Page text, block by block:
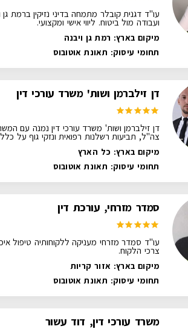
עו"ד דגנית קובלר מתמחה בדיני נזיקין ברמת גן
ועבודה מול ביטוח. ליווי אישי ומקצועי.
מיקום בארץ: רמת גן ויבנה
תחומי עיסוק: תאונת אוטובוס
דן זילברמן ושות' משרד עורכי דין
דן זילברמן ושות' משרד עורכי דין נמנה עם
צה"ל, תביעות רשלנות רפואית ונזקי גוף על כלל
מיקום בארץ: כל הארץ
תחומי עיסוק: תאונת אוטובוס
סמדר מזרחי, עורכת דין
עו"ד סמדר מזרחי מעניקה ללקוחותיה טיפול
צרכי הלקוח.
מיקום בארץ: אזור קריות
תחומי עיסוק: תאונת אוטובוס
משרד עורכי דין, דוד עשור